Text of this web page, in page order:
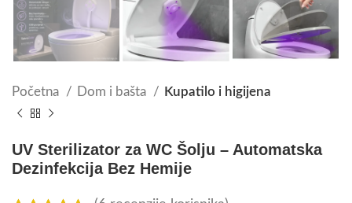
Početna Dom i bašta Kupatilo i higijena
UV Sterilizator za WC Šolju – Automatska
Dezinfekcija Bez Hemije